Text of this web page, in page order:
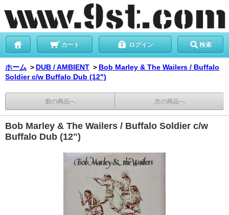
カート ログイン 検索
ホーム ＞ DUB / AMBIENT ＞ Bob Marley & The Wailers / Buffalo
Soldier c/w Buffalo Dub (12")
前の商品へ 次の商品へ
Bob Marley & The Wailers / Buffalo Soldier c/w
Buffalo Dub (12")